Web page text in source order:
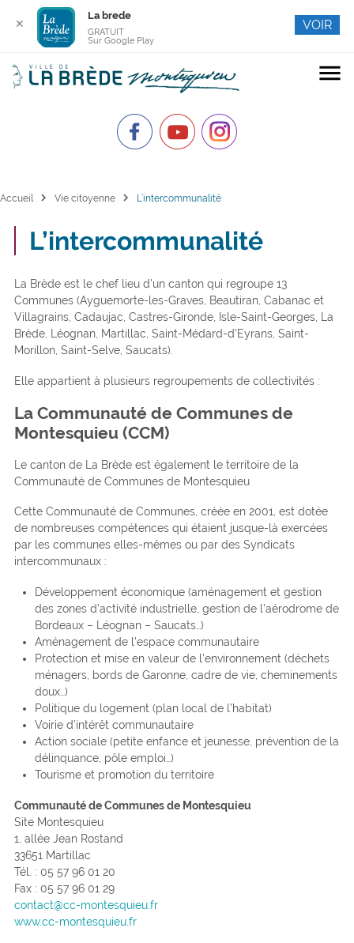
menu
Accueil chevron_right Vie citoyenne chevron_right L’intercommunalité
L’intercommunalité
La Brède est le chef lieu d’un canton qui regroupe 13
Communes (Ayguemorte-les-Graves, Beautiran, Cabanac et
Villagrains, Cadaujac, Castres-Gironde, Isle-Saint-Georges, La
Brède, Léognan, Martillac, Saint-Médard-d’Eyrans, Saint-
Morillon, Saint-Selve, Saucats).
Elle appartient à plusieurs regroupements de collectivités :
La Communauté de Communes de
Montesquieu (CCM)
Le canton de La Brède est également le territoire de la
Communauté de Communes de Montesquieu
Cette Communauté de Communes, créée en 2001, est dotée
de nombreuses compétences qui étaient jusque-là exercées
par les communes elles-mêmes ou par des Syndicats
intercommunaux :
Développement économique (aménagement et gestion
des zones d’activité industrielle, gestion de l’aérodrome de
Bordeaux – Léognan – Saucats…)
Aménagement de l’espace communautaire
Protection et mise en valeur de l’environnement (déchets
ménagers, bords de Garonne, cadre de vie, cheminements
doux…)
Politique du logement (plan local de l’habitat)
Voirie d’intérêt communautaire
Action sociale (petite enfance et jeunesse, prévention de la
délinquance, pôle emploi…)
Tourisme et promotion du territoire
Communauté de Communes de Montesquieu
Site Montesquieu
1, allée Jean Rostand
33651 Martillac
Tél. : 05 57 96 01 20
Fax : 05 57 96 01 29
contact@cc-montesquieu.fr
www.cc-montesquieu.fr
✕
La brede
GRATUIT
Sur Google Play
VOIR